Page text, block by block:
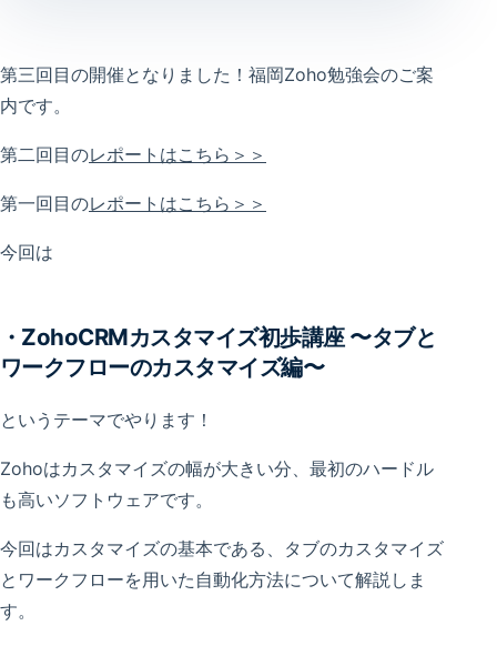
第三回目の開催となりました！福岡Zoho勉強会のご案
内です。
第二回目のレポートはこちら＞＞
第一回目のレポートはこちら＞＞
今回は
・ZohoCRMカスタマイズ初歩講座 〜タブと
ワークフローのカスタマイズ編〜
というテーマでやります！
Zohoはカスタマイズの幅が大きい分、最初のハードル
も高いソフトウェアです。
今回はカスタマイズの基本である、タブのカスタマイズ
とワークフローを用いた自動化方法について解説しま
す。